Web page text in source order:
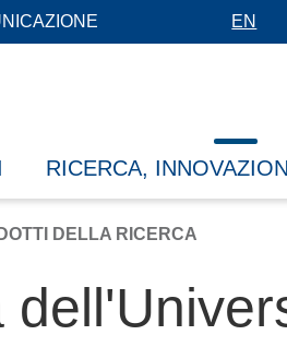
EN
RICERCA,
DELLA RICERCA